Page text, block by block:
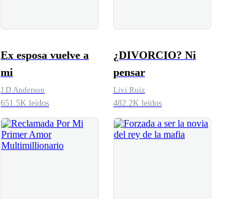
Ex esposa vuelve a
mi
J.D Anderson
651.5K leídos
¿DIVORCIO? Ni
pensar
Livi Ruiz
482.2K leídos